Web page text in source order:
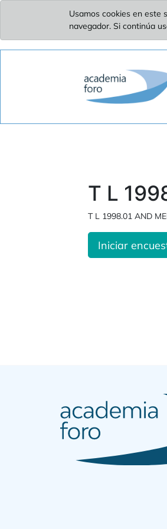
Usamos cookies en este
navegador. Si continúa
T L
T L 1998.01 AND
Iniciar